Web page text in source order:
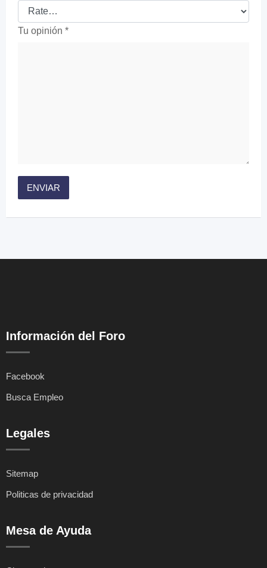
Tu opinión *
Información del Foro
Facebook
Busca Empleo
Legales
Sitemap
Politicas de privacidad
Mesa de Ayuda